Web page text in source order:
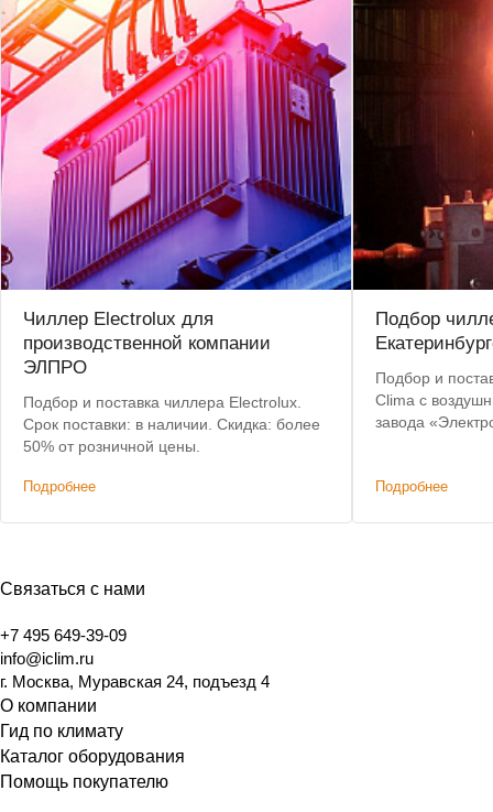
Чиллер Electrolux для
производственной компании
ЭЛПРО
Подбор и поставка чиллера Electrolux.
Срок поставки: в наличии. Скидка: более
50% от розничной цены.
Подробнее
Подбор
Подбор и
Clima с
завода
Подробнее
Связаться с нами
+7 495 649-39-09
info@iclim.ru
г. Москва, Муравская 24, подъезд 4
О компании
Гид по климату
Каталог оборудования
Помощь покупателю